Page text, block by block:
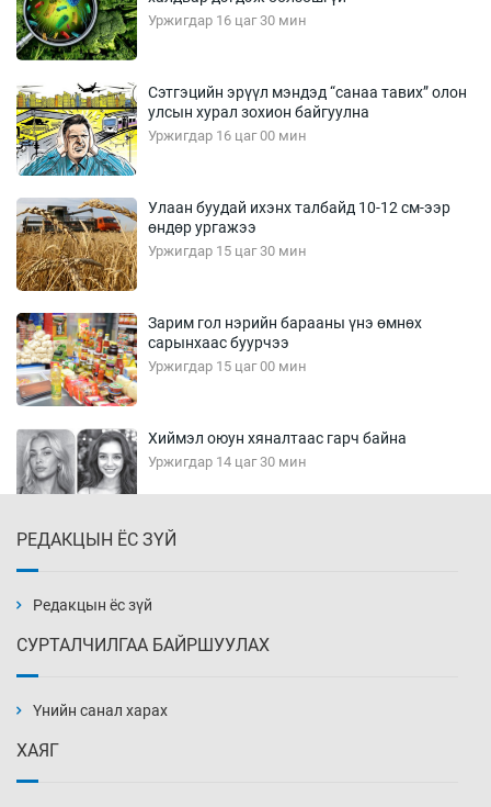
Уржигдар 16 цаг 30 мин
Сэтгэцийн эрүүл мэндэд “санаа тавих” олон
улсын хурал зохион байгуулна
Уржигдар 16 цаг 00 мин
Улаан буудай ихэнх талбайд 10-12 см-ээр
өндөр ургажээ
Уржигдар 15 цаг 30 мин
Зарим гол нэрийн барааны үнэ өмнөх
сарынхаас буурчээ
Уржигдар 15 цаг 00 мин
Хиймэл оюун хяналтаас гарч байна
Уржигдар 14 цаг 30 мин
Уржигдар 14 цаг 00 мин
нэмэгджээ
РЕДАКЦЫН ЁС ЗҮЙ
Редакцын ёс зүй
СУРТАЛЧИЛГАА БАЙРШУУЛАХ
Үнийн санал харах
ХАЯГ